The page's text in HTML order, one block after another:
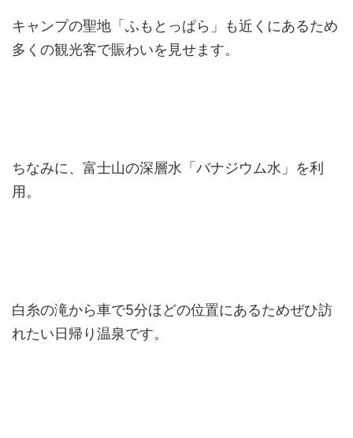
キャンプの聖地「ふもとっぱら」も近くにあるため
多くの観光客で賑わいを見せます。
ちなみに、富士山の深層水「バナジウム水」を利
用。
白糸の滝から車で5分ほどの位置にあるためぜひ訪
れたい日帰り温泉です。